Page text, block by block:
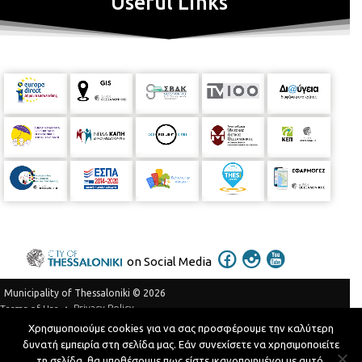
on Social Media
Municipality of Thessaloniki © 2026
Terms of Use
Privacy Policy
Telephone Catalog
Developed byMyCompany Projects
Χρησιμοποιούμε cookies για να σας προσφέρουμε την καλύτερη
δυνατή εμπειρία στη σελίδα μας. Εάν συνεχίσετε να χρησιμοποιείτε